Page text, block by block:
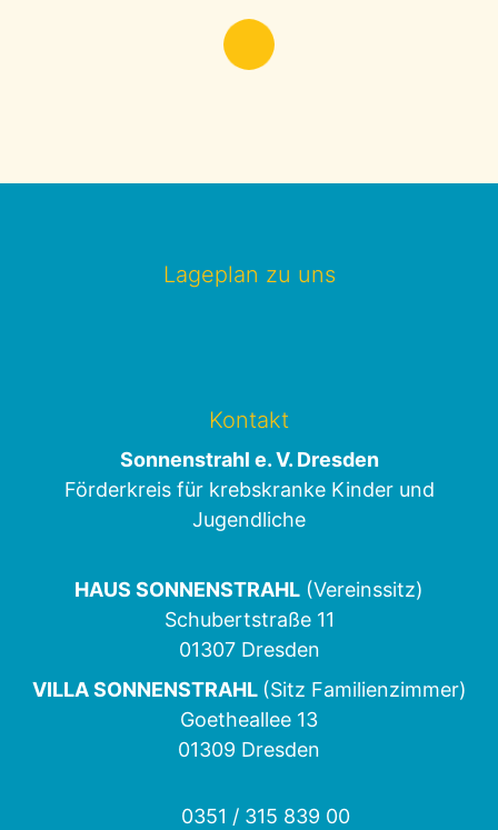
Lageplan zu uns
Kontakt
Sonnenstrahl e. V. Dresden
Förderkreis für krebskranke Kinder und
Jugendliche
HAUS SONNENSTRAHL (Vereinssitz)
Schubertstraße 11
01307 Dresden
VILLA SONNENSTRAHL (Sitz Familienzimmer)
Goetheallee 13
01309 Dresden
0351 / 315 839 00